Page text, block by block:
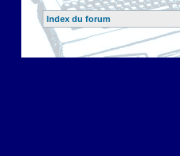
Index du forum